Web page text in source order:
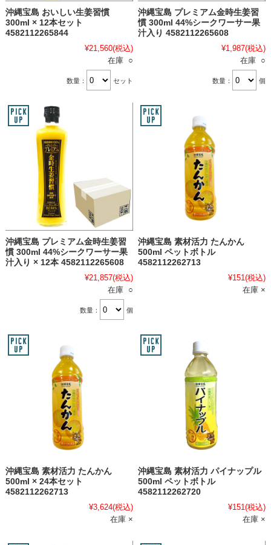
沖縄宝島 おいしい生姜習慣
300ml × 12本セット
4582112265844
¥21,560(税込)
在庫 ○
数量： セット
沖縄宝島 プレミアム金時生姜習
慣 300ml 44%シークワーサー果
汁入り 4582112265608
¥1,987(税込)
在庫 ○
数量： 個
沖縄宝島 プレミアム金時生姜習
慣 300ml 44%シークワーサー果
汁入り × 12本 4582112265608
¥21,857(税込)
在庫 ○
数量： 個
沖縄宝島 素材活力 たんかん
500ml ペットボトル
4582112262713
¥151(税込)
在庫 ×
沖縄宝島 素材活力 たんかん
500ml × 24本セット
4582112262713
¥3,624(税込)
在庫 ×
沖縄宝島 素材活力 パイナップル
500ml ペットボトル
4582112262720
¥151(税込)
在庫 ×